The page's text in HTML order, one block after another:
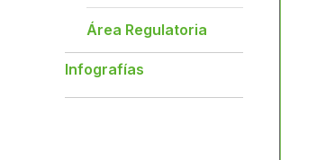
Área Regulatoria
Infografías